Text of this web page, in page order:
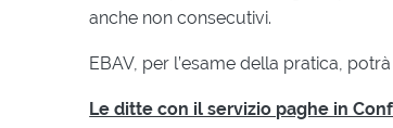
anche non consecutivi.
EBAV, per l’esame della pratica,
Le ditte con il servizio paghe in